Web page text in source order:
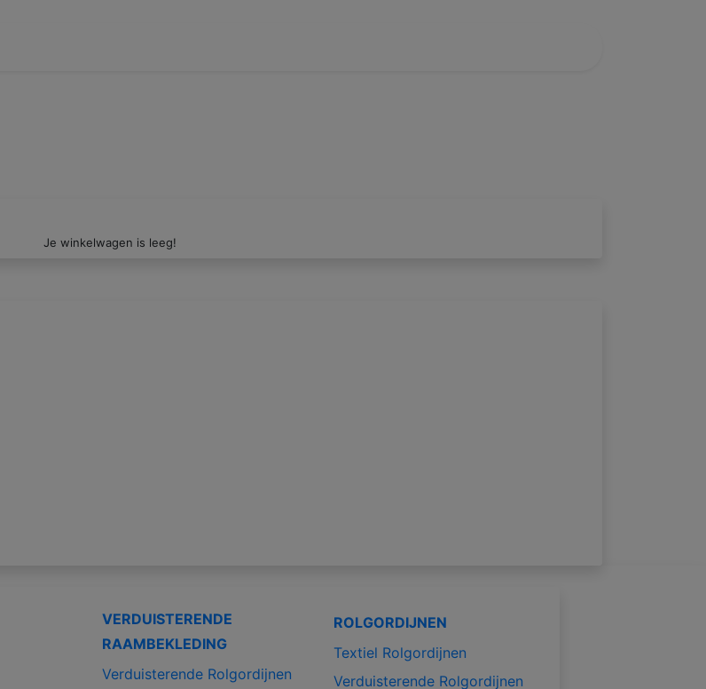
Je winkelwagen is leeg!
VERDUISTERENDE
RAAMBEKLEDING
Verduisterende Rolgordijnen
ROLGORDIJNEN
Textiel Rolgordijnen
Verduisterende Rolgordijnen